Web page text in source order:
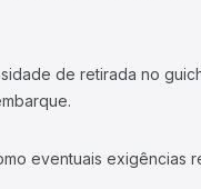
de retirada no
eventuais exigências